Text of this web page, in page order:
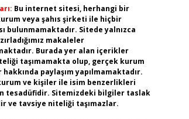
Bu internet sitesi, herhangi bir
veya şahıs şirketi ile hiçbir
bulunmamaktadır. Sitede yalnızca
makaleler
Burada yer alan içerikler
taşımamakta olup, gerçek kurum
paylaşım yapılmamaktadır.
ve kişiler ile isim benzerlikleri
tesadüfidir. Sitemizdeki bilgiler taslak
ve tavsiye niteliği taşımazlar.